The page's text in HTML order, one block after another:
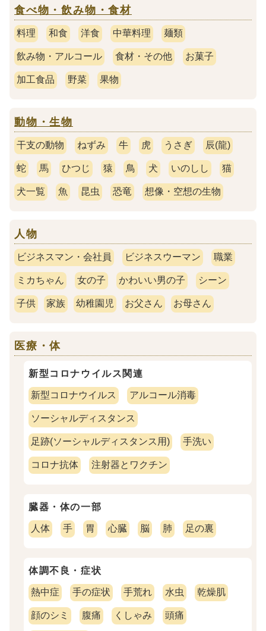
食べ物・飲み物・食材
料理 和食 洋食 中華料理 麺類
飲み物・アルコール 食材・その他 お菓子
加工食品 野菜 果物
動物・生物
干支の動物 ねずみ 牛 虎 うさぎ 辰(龍)
蛇 馬 ひつじ 猿 鳥 犬 いのしし 猫
犬一覧 魚 昆虫 恐竜 想像・空想の生物
人物
ビジネスマン・会社員 ビジネスウーマン 職業
ミカちゃん 女の子 かわいい男の子 シーン
子供 家族 幼稚園児 お父さん お母さん
医療・体
新型コロナウイルス関連
新型コロナウイルス アルコール消毒
ソーシャルディスタンス
足跡(ソーシャルディスタンス用) 手洗い
コロナ抗体 注射器とワクチン
臓器・体の一部
人体 手 胃 心臓 脳 肺 足の裏
体調不良・症状
熱中症 手の症状 手荒れ 水虫 乾燥肌
顔のシミ 腹痛 くしゃみ 頭痛